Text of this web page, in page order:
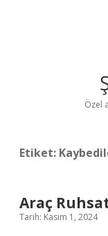
Özel
Etiket:
Araç
Tarih: Kasım 1, 2024